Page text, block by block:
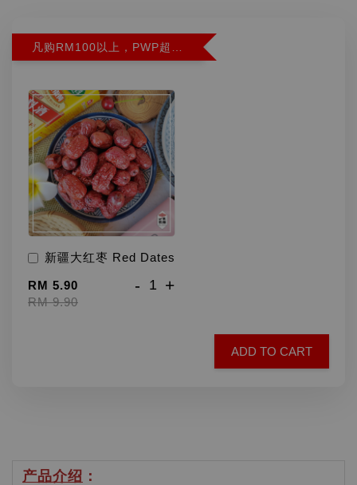
新疆大红枣 Red Dates
RM 5.90
RM 9.90
- +
ADD TO CART
产品介绍 ：